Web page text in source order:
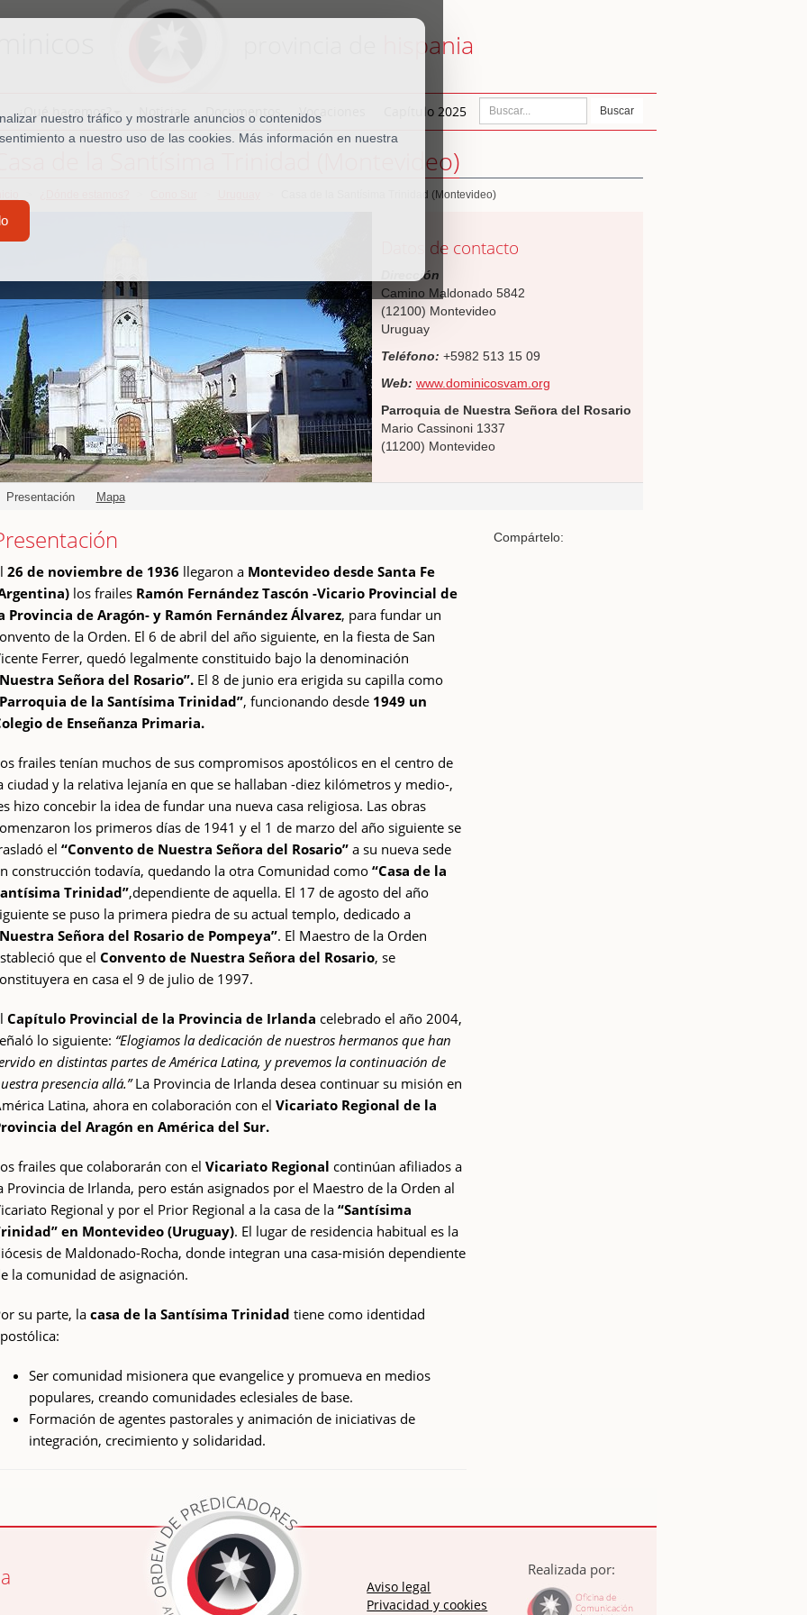
nuestro tráfico y mostrarle anuncios o contenidos
a nuestro uso de las cookies. Más información en nuestra
hispania
¿Qué hacemos? Noticias Documentos Vocaciones Capítulo 2025 Buscar
Casa de la Santísima Trinidad (Montevideo)
Casa de la Santísima Trinidad (Montevideo)
Datos de contacto
Dirección
Camino Maldonado 5842
(12100) Montevideo
Uruguay
Teléfono: +5982 513 15 09
Web: www.dominicosvam.org
Parroquia de Nuestra Señora del Rosario
Mario Cassinoni 1337
(11200) Montevideo
Presentación Mapa
26 de noviembre de 1936 llegaron a Montevideo desde Santa Fe
los frailes Ramón Fernández Tascón -Vicario Provincial de
Provincia de Aragón- y Ramón Fernández Álvarez, para fundar un
de la Orden. El 6 de abril del año siguiente, en la fiesta de San
Ferrer, quedó legalmente constituido bajo la denominación
Señora del Rosario”.El 8 de junio era erigida su capilla como
de la Santísima Trinidad”, funcionando desde 1949 un
de Enseñanza Primaria.
frailes tenían muchos de sus compromisos apostólicos en el centro de
ciudad y la relativa lejanía en que se hallaban -diez kilómetros y medio-,
hizo concebir la idea de fundar una nueva casa religiosa. Las obras
los primeros días de 1941 y el 1 de marzo del año siguiente se
el “Convento de Nuestra Señora del Rosario”a su nueva sede
construcción todavía, quedando la otra Comunidad como “Casa de la
Trinidad”,dependiente de aquella. El 17 de agosto del año
se puso la primera piedra de su actual templo, dedicado a
Señora del Rosario de Pompeya”. El Maestro de la Orden
que el Convento de Nuestra Señora del Rosario, se
en casa el 9 de julio de 1997.
Capítulo Provincial de la Provincia de Irlanda celebrado el año 2004,
lo siguiente: “Elogiamos la dedicación de nuestros hermanos que han
en distintas partes de América Latina, y prevemos la continuación de
presencia allá.”La Provincia de Irlanda desea continuar su misión en
Latina, ahora en colaboración con el Vicariato Regional de la
del Aragón en América del Sur.
frailes que colaborarán con el Vicariato Regional continúan afiliados a
Provincia de Irlanda, pero están asignados por el Maestro de la Orden al
Regional y por el Prior Regional a la casa de la“Santísima
en Montevideo (Uruguay). El lugar de residencia habitual es la
de Maldonado-Rocha, donde integran una casa-misión dependiente
la comunidad de asignación.
su parte, la casa de la Santísima Trinidad tiene como identidad
Ser comunidad misionera que evangelice y promueva en medios
populares, creando comunidades eclesiales de base.
Formación de agentes pastorales y animación de iniciativas de
integración, crecimiento y solidaridad.
Compártelo:
Aviso legal
Privacidad y cookies
Realizada por: